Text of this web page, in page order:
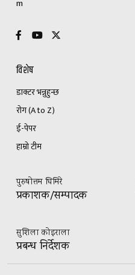
m
विशेष
डाक्टर भन्नुहुन्छ
रोग (A to Z)
ई-पेपर
हाम्रो टीम
पुरुषोत्तम घिमिरे
प्रकाशक/सम्पादक
सुशिला कोइराला
प्रबन्ध निर्देशक